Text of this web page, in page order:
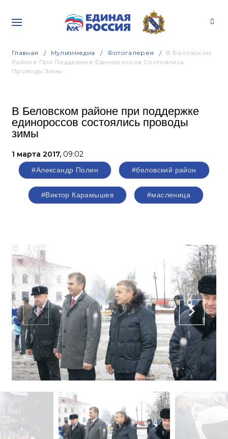
Главная Мультимедиа Фотогалерея
В Беловском
Районе При Поддержке Единороссов Состоялись
Проводы Зимы
В Беловском районе при поддержке
единороссов состоялись проводы
зимы
1 марта 2017, 09:02
#Александр Полин #беловский район
#Виктор Карамышев #масленица